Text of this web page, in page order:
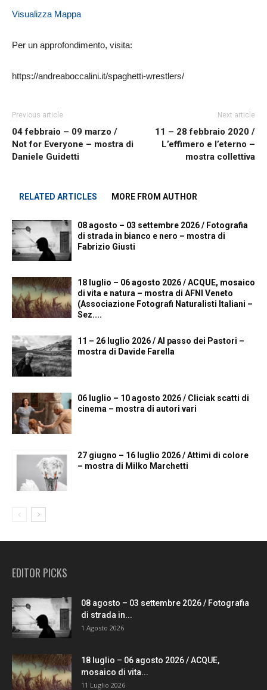
Visualizza Mappa
Per un approfondimento, visita:
https://andreaboccalini.it/spaghetti-wrestlers/
Previous article
04 febbraio – 09 marzo /
Not for Everyone – mostra di
Daniele Guidetti
Next article
11 – 28 febbraio 2020 /
L’effimero e l’eterno –
mostra collettiva
RELATED ARTICLES MORE FROM AUTHOR
08 agosto – 03 settembre 2026 / Fotografia
di strada in bianco e nero – mostra di
Fabrizio Giusti
18 luglio – 06 agosto 2026 / ACQUE, mosaico
di vita e natura – mostra di AFNI Veneto
(Associazione Fotografi Naturalisti Italiani –
Sez....
11 – 26 luglio 2026 / Al passo dei Pastori –
mostra di Davide Farella
06 luglio – 10 agosto 2026 / Cliciak scatti di
cinema – mostra di autori vari
27 giugno – 16 luglio 2026 / Attimi di colore
– mostra di Milko Marchetti
EDITOR PICKS
08 agosto – 03 settembre 2026 / Fotografia
di strada in...
1 Agosto 2026
18 luglio – 06 agosto 2026 / ACQUE,
mosaico di vita...
11 Luglio 2026